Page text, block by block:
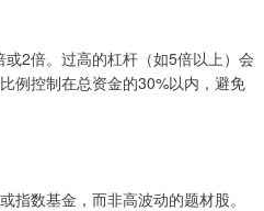
2倍。过高的杠杆（如5倍以上）会
例控制在总资金的30%以内，避免
指数基金，而非高波动的题材股。